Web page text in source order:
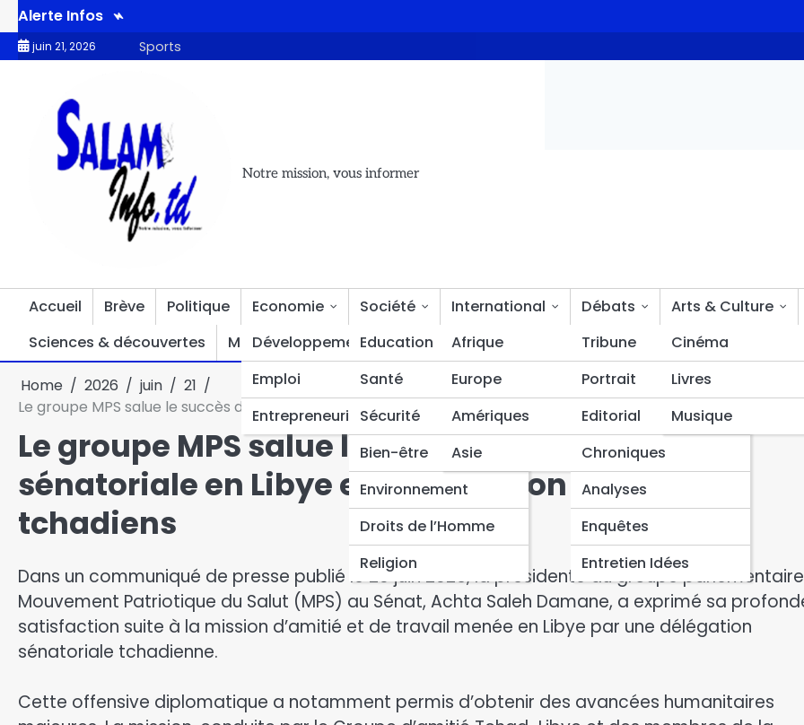
Alerte Infos
libération de détenus tchadiens
juin 21, 2026 Sports
Notre mission, vous informer
Accueil Brève Politique
Economie
Développement
Emploi
Entrepreneuriat
Société
Education
Santé
Sécurité
Bien-être
Environnement
Droits de l’Homme
Religion
International
Afrique
Europe
Amériques
Asie
Débats
Tribune
Portrait
Editorial
Chroniques
Analyses
Enquêtes
Entretien Idées
Arts & Culture
Cinéma
Livres
Musique
Sciences & découvertes
Multimédia Divers Bien-être
Home 2026 juin
21
Le groupe MPS salue le succès de la mission sénatoriale en Libye et la libération de détenus tchadiens
Le groupe MPS salue le succès de la mission
sénatoriale en Libye et la libération de détenus
tchadiens
​Dans un communiqué de presse publié le 20 juin 2026, la présidente du groupe
Mouvement Patriotique du Salut (MPS) au Sénat, Achta Saleh Damane, a exprimé sa
satisfaction suite à la mission d’amitié et de travail menée en Libye par une délégation
sénatoriale tchadienne.
Cette offensive diplomatique a notamment permis d’obtenir des avancées humanitaires